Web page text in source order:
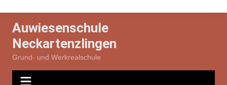
springen
Auwiesenschule
Neckartenzlingen
Grund- und Werkrealschule